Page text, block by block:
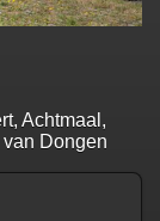
Achtmaal,
Dongen